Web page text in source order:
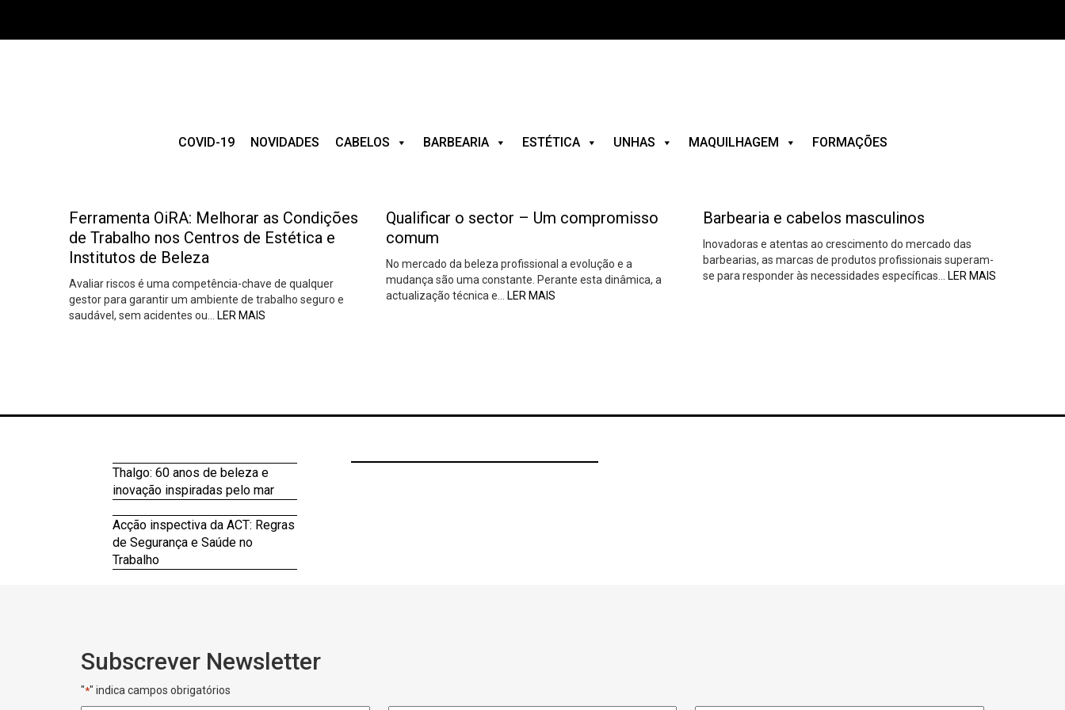
COVID-19 NOVIDADES CABELOS BARBEARIA ESTÉTICA UNHAS MAQUILHAGEM FORMAÇÕES
Ferramenta OiRA: Melhorar as Condições
de Trabalho nos Centros de Estética e
Institutos de Beleza
Avaliar riscos é uma competência-chave de qualquer
gestor para garantir um ambiente de trabalho seguro e
saudável, sem acidentes ou…
LER MAIS
Qualificar o sector – Um compromisso
comum
No mercado da beleza profissional a evolução e a
mudança são uma constante. Perante esta dinâmica, a
actualização técnica e…
LER MAIS
Barbearia e cabelos masculinos
Inovadoras e atentas ao crescimento do mercado das
barbearias, as marcas de produtos profissionais superam-
se para responder às necessidades específicas…
LER MAIS
Thalgo: 60 anos de beleza e
inovação inspiradas pelo mar
Acção inspectiva da ACT: Regras
de Segurança e Saúde no
Trabalho
Subscrever Newsletter
"*" indica campos obrigatórios